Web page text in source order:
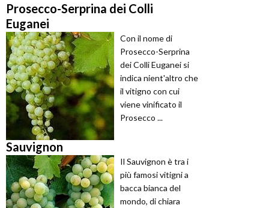
Prosecco-Serprina dei Colli
Euganei
Con il nome di
Prosecco-Serprina
dei Colli Euganei si
indica nient'altro che
il vitigno con cui
viene vinificato il
Prosecco ...
Sauvignon
Il Sauvignon è tra i
più famosi vitigni a
bacca bianca del
mondo, di chiara